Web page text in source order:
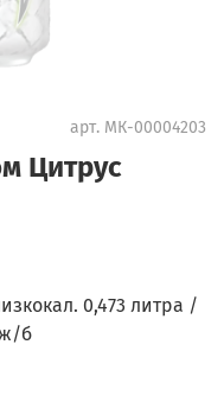
арт. МК-00004203
Цитрус
0,473 литра /
ж/б